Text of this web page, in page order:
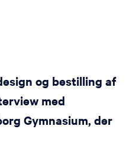
og bestilling af
med
Gymnasium, der